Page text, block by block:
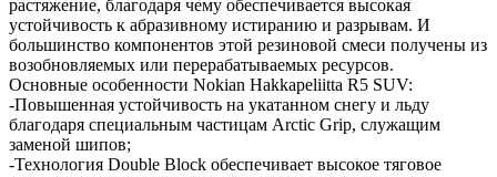
растяжение, благодаря чему обеспечивается высокая
устойчивость к абразивному истиранию и разрывам. И
большинство компонентов этой резиновой смеси получены из
возобновляемых или перерабатываемых ресурсов.
Основные особенности Nokian Hakkapeliitta R5 SUV:
-Повышенная устойчивость на укатанном снегу и льду
благодаря специальным частицам Arctic Grip, служащим
заменой шипов;
-Технология Double Block обеспечивает высокое тяговое